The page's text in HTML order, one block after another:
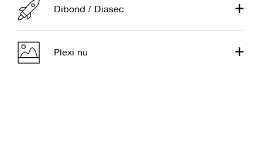
Dibond / Diasec
Plexi nu